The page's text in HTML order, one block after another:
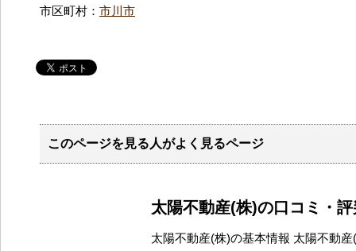
市区町村： 市川市
このページを見る人がよく見るページ
太陽不動産(株)の口コミ・
太陽不動産(株)の基本情報 太陽不動